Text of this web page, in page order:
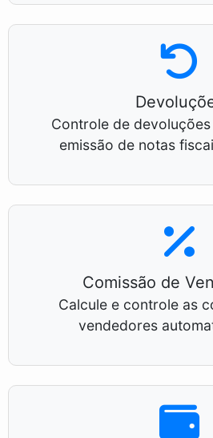
Controle de
emissão de notas
Comissão de
Calcule e controle as
vendedores